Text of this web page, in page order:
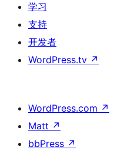
学习
支持
开发者
WordPress.tv ↗
WordPress.com ↗
Matt ↗
bbPress ↗